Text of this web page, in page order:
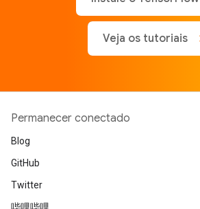
Veja os tutoriais
Permanecer conectado
Blog
GitHub
Twitter